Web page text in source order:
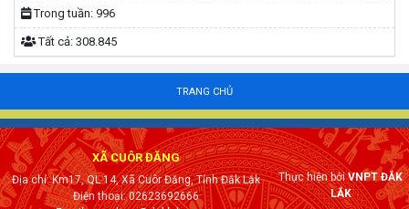
Trong tuần: 996
Tất cả: 308.845
TRANG CHỦ
XÃ CUÔR ĐĂNG
Địa chỉ: Km17, QL 14, Xã Cuôr Đăng, Tỉnh Đắk Lắk
Điện thoại: 02623692666
Thực hiện bởiVNPT ĐẮK
LẮK